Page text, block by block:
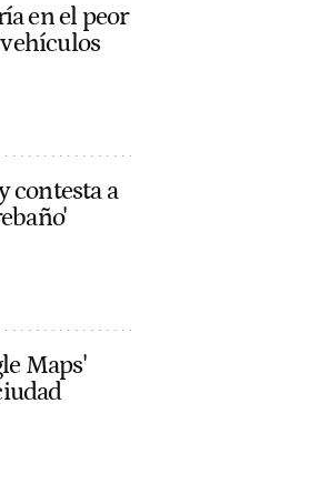
en el peor
contesta a
Maps'